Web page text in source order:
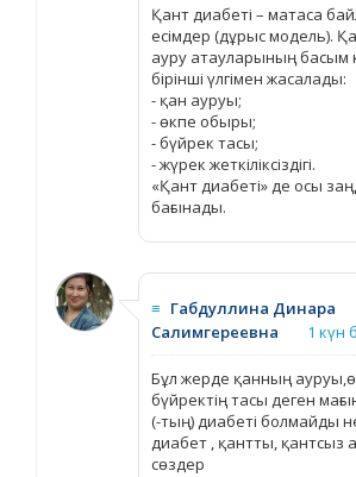
Қант диабеті – матаса
есімдер (дұрыс модель).
ауру атауларының басым
бірінші үлгімен жасалады:
- қан ауруы;
- өкпе обыры;
- бүйрек тасы;
- жүрек жеткіліксіздігі.
«Қант диабеті» де осы
бағынады.
≡ Габдуллина Динара
Салимгереевна
1 күн
Бұл жерде қанның
бүйректің тасы деген
(-тың) диабеті болмайды
диабет , қантты, қантсыз
сөздер